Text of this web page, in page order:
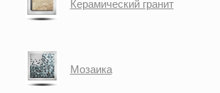
Керамический гранит
Мозаика